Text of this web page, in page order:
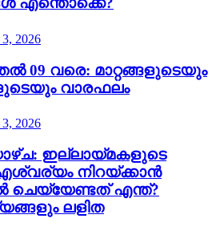
2026
09 വരെ: മാറ്റങ്ങളുടെയും
വാരഫലം
2026
ഇല്ലായ്മകളുടെ
നിറയ്ക്കാൻ
ചെയ്യേണ്ടത് എന്ത്?
ലളിത